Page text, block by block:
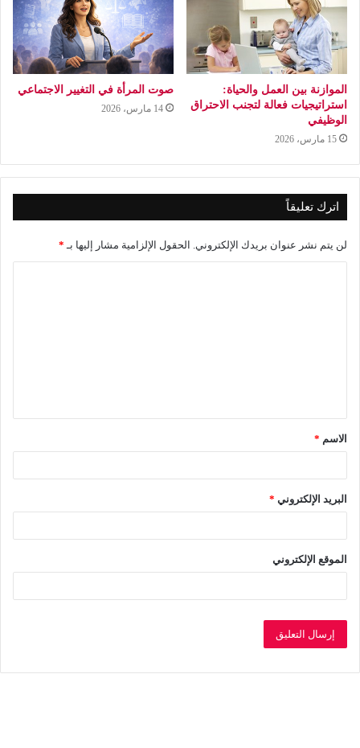
الموازنة بين العمل والحياة:
استراتيجيات فعالة لتجنب الاحتراق
الوظيفي
15 مارس، 2026
صوت المرأة في التغيير الاجتماعي
14 مارس، 2026
اترك تعليقاً
لن يتم نشر عنوان بريدك الإلكتروني. الحقول الإلزامية مشار إليها بـ *
ق
*الاسم *
البريد الإلكتروني *
الموقع الإلكتروني